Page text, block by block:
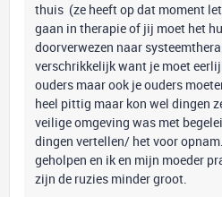
thuis (ze heeft op dat moment
gaan in therapie of jij moet het
doorverwezen naar
verschrikkelijk want je moet
ouders maar ook je ouders
heel pittig maar kon wel dingen
veilige omgeving was met
dingen vertellen/ het voor
geholpen en ik en mijn moeder
zijn de ruzies minder groot.